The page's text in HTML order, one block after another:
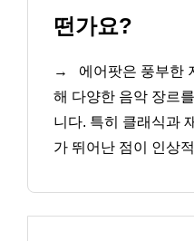
떤가요?
→
에어팟은 풍부한
해 다양한 음악 장르
니다. 특히 클래식과
가 뛰어난 점이 인상